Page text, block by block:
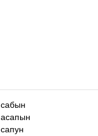
сабын
асапын
сапун